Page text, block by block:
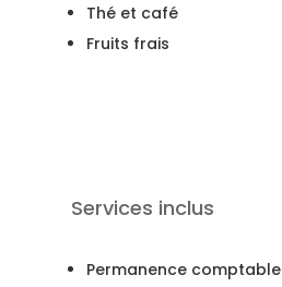
Thé et café
Fruits frais
Services inclus
Permanence comptable